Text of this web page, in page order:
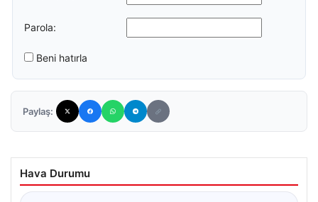
Parola:
Beni hatırla
Paylaş:
Hava Durumu